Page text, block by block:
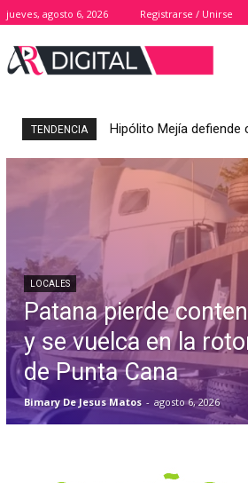
jueves, agosto 6, 2026 Registrarse / Unirse
TENDENCIA Hipólito Mejía defiende
LOCALES
Patana pierde
y se vuelca en la
de Punta Cana
Bimary De Jesus Matos - agosto 6, 2026